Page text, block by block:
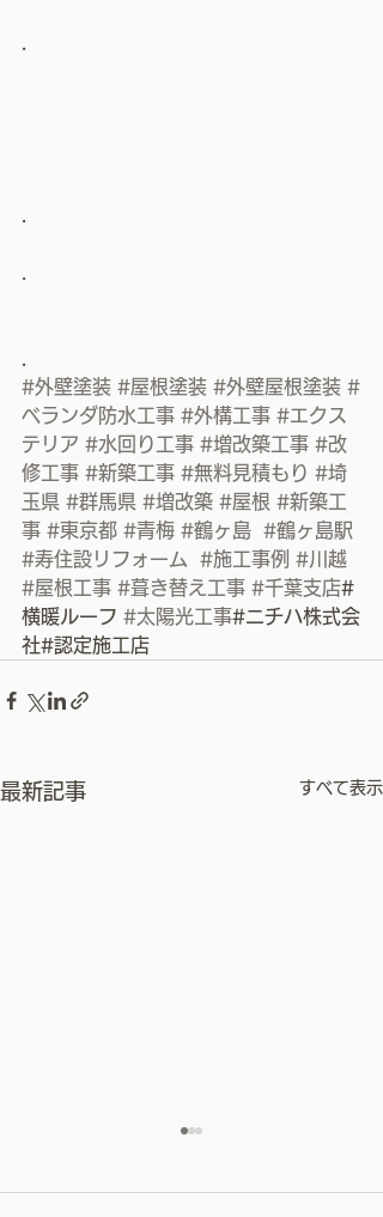
#外壁塗装 #屋根塗装 #外壁屋根塗装 #
ベランダ防水工事 #外構工事 #エクス
テリア #水回り工事 #増改築工事 #改
修工事 #新築工事 #無料見積もり #埼
玉県 #群馬県 #増改築 #屋根 #新築工
事 #東京都 #青梅 #鶴ヶ島
#鶴ヶ島駅
#寿住設リフォーム
#施工事例
#川越
#屋根工事 #葺き替え工事 #千葉支店#
横暖ルーフ #太陽光工事#ニチハ株式会
社#認定施工店
最新記事 すべて表示
が屋根カバー工法を勧め